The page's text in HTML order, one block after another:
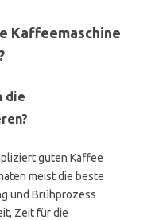
Kaffeemaschine
die
guten Kaffee
meist die beste
und Brühprozess
Zeit für die